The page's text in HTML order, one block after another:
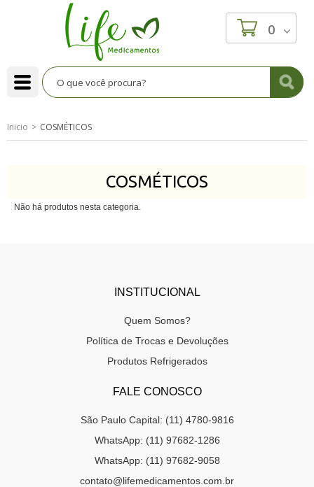
0
Inicio COSMÉTICOS
COSMÉTICOS
Não há produtos nesta categoria.
INSTITUCIONAL
Quem Somos?
Política de Trocas e Devoluções
Produtos Refrigerados
FALE CONOSCO
São Paulo Capital: (11) 4780-9816
WhatsApp: (11) 97682-1286
WhatsApp: (11) 97682-9058
contato@lifemedicamentos.com.br